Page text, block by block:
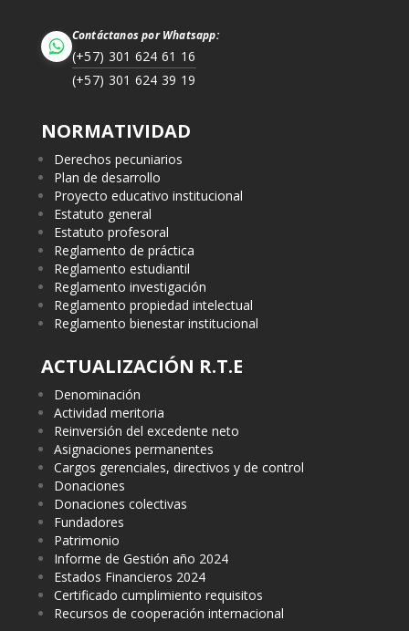
Contáctanos por Whatsapp:
(+57) 301 624 61 16
(+57) 301 624 39 19
NORMATIVIDAD
Derechos pecuniarios
Plan de desarrollo
Proyecto educativo institucional
Estatuto general
Estatuto profesoral
Reglamento de práctica
Reglamento estudiantil
Reglamento investigación
Reglamento propiedad intelectual
Reglamento bienestar institucional
ACTUALIZACIÓN R.T.E
Denominación
Actividad meritoria
Reinversión del excedente neto
Asignaciones permanentes
Cargos gerenciales, directivos y de control
Donaciones
Donaciones colectivas
Fundadores
Patrimonio
Informe de Gestión año 2024
Estados Financieros 2024
Certificado cumplimiento requisitos
Recursos de cooperación internacional